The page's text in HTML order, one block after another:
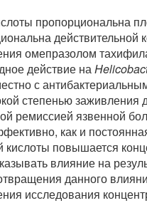
пропорциональна
действительной
омепразолом
действие на
с
степенью заживления
ремиссией язвенной
как и
повышается
влияние на
данного
исследования